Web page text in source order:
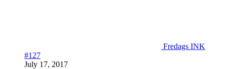
Fredags INK
#127
July 17, 2017